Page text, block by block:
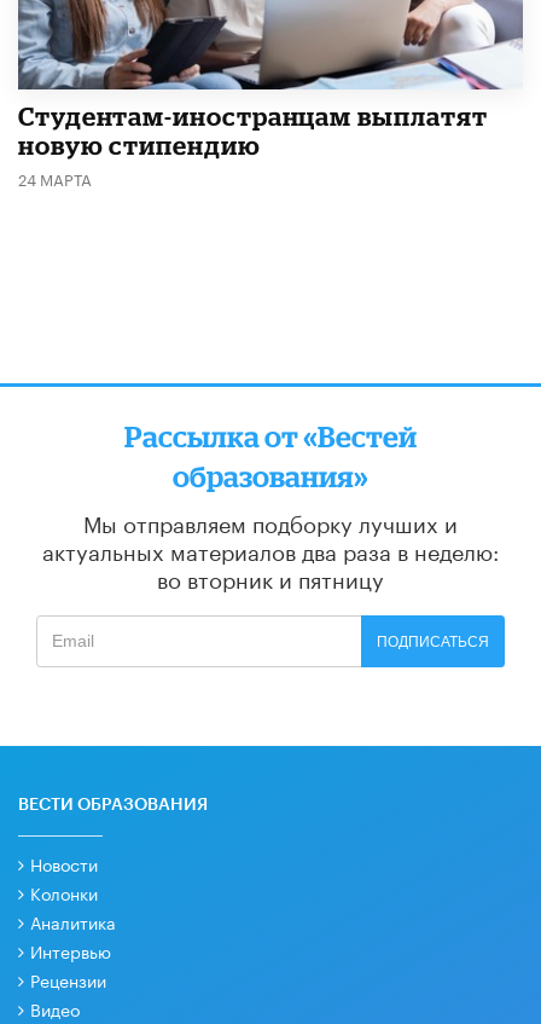
Студентам-иностранцам выплатят
новую стипендию
24 МАРТА
Рассылка от «Вестей
образования»
Мы отправляем подборку лучших и
актуальных материалов два раза в неделю:
во вторник и пятницу
ПОДПИСАТЬСЯ
ВЕСТИ ОБРАЗОВАНИЯ
Новости
Колонки
Аналитика
Интервью
Рецензии
Видео